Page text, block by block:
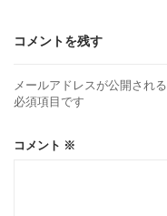
コメントを残す
メールアドレスが公開され
必須項目です
コメント ※